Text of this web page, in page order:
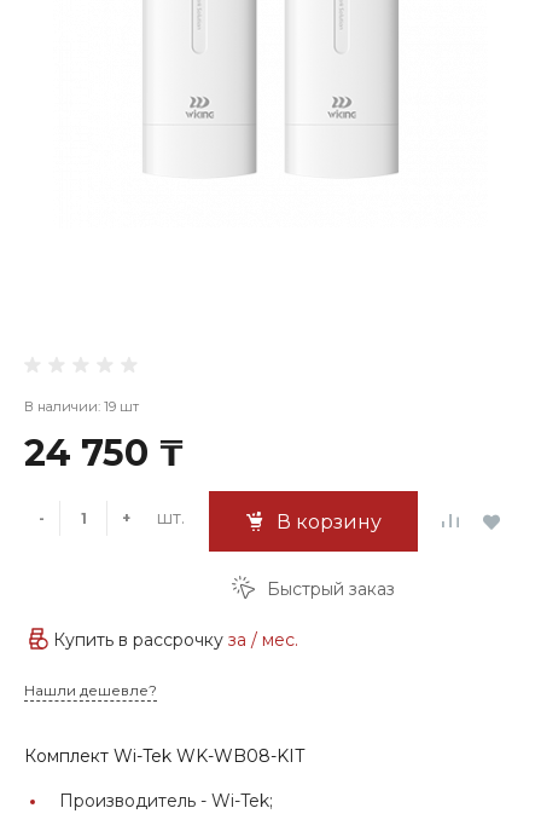
В наличии: 19 шт
24 750 ₸
- + шт. В корзину
Быстрый заказ
Купить в рассрочку за / мес.
Нашли дешевле?
Комплект Wi-Tek WK-WB08-KIT
Производитель - Wi-Tek;